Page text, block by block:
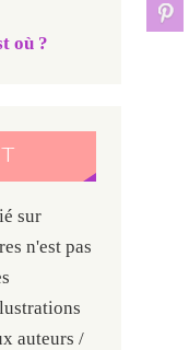
où ?
sur
n'est pas
auteurs /